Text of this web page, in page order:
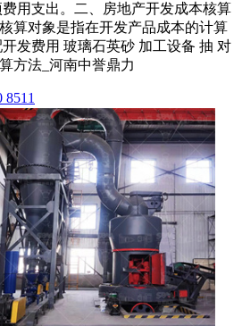
用支出。二、房地产开发成本核算
算对象是指在开发产品成本的计算
发费用 玻璃石英砂 加工设备 抽 对
方法_河南中誉鼎力
8511